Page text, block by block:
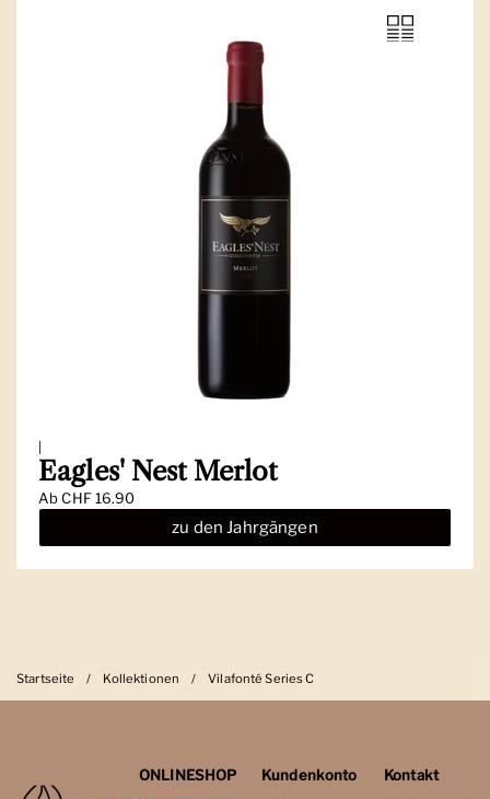
|
Eagles' Nest Merlot
AbCHF 16.90
zu den Jahrgängen
Startseite / Kollektionen / Vilafonté Series C
ONLINESHOP
Kundenkonto
Kontakt